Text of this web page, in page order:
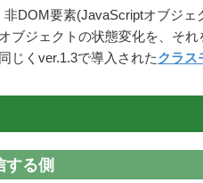
非DOM要素(JavaScriptオブジ
ブジェクトの状態変化を、そ
じくver.1.3で導入されたクラス
する側